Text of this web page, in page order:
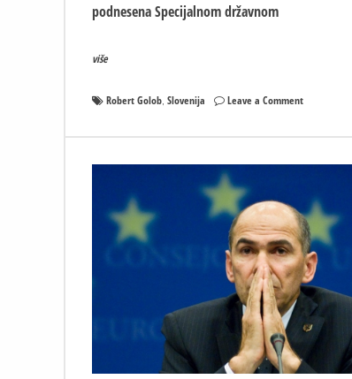
podnesena Specijalnom državnom
više
Robert Golob, Slovenija Leave a Commenton
Policija